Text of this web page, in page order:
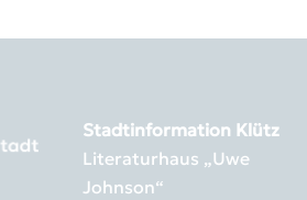
Stadtinformation Klütz
Literaturhaus „Uwe
Johnson“